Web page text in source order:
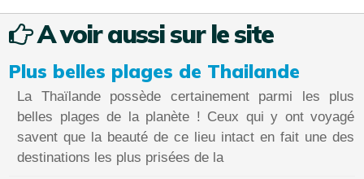
A voir aussi sur le site
Plus belles plages de Thailande
La Thaïlande possède certainement parmi les plus
belles plages de la planète ! Ceux qui y ont voyagé
savent que la beauté de ce lieu intact en fait une des
destinations les plus prisées de la